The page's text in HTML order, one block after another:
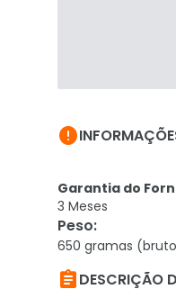

Garantia do
3 Meses
Peso:
650 gramas
DESCRIÇÃO